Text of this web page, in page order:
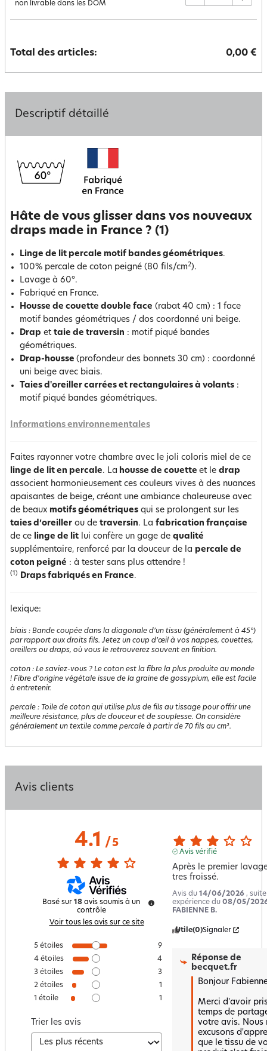
non livrable dans les DOM
Total des articles: 0,00 €
Descriptif détaillé
Hâte de vous glisser dans vos nouveaux
draps made in France ? (1)
Linge de lit percale motif bandes géométriques.
100% percale de coton peigné (80 fils/cm2).
Lavage à 60°.
Fabriqué en France.
Housse de couette double face (rabat 40 cm) : 1 face
motif bandes géométriques / dos coordonné uni beige.
Drap et taie de traversin : motif piqué bandes
géométriques.
Drap-housse (profondeur des bonnets 30 cm) : coordonné
uni beige avec biais.
Taies d'oreiller carrées et rectangulaires à volants :
motif piqué bandes géométriques.
Informations environnementales
Faites rayonner votre chambre avec le joli coloris miel de ce
linge de lit en percale. La housse de couette et le drap
associent harmonieusement ces couleurs vives à des nuances
apaisantes de beige, créant une ambiance chaleureuse avec
de beaux motifs géométriques qui se prolongent sur les
taies d’oreiller ou de traversin. La fabrication française
de ce linge de lit lui confère un gage de qualité
supplémentaire, renforcé par la douceur de la percale de
coton peigné : à tester sans plus attendre !
(1) Draps fabriqués en France.
lexique:
biais : Bande coupée dans la diagonale d’un tissu (généralement à 45°)
par rapport aux droits fils. Jetez un coup d’œil à vos nappes, couettes,
oreillers ou draps, où vous le retrouverez souvent en finition.
coton : Le saviez-vous ? Le coton est la fibre la plus produite au monde
! Fibre d'origine végétale issue de la graine de gossypium, elle est facile
à entretenir.
percale : Toile de coton qui utilise plus de fils au tissage pour offrir une
meilleure résistance, plus de douceur et de souplesse. On considère
généralement un textile comme percale à partir de 70 fils au cm².
Avis clients
4.1/ 5
Basé sur 18 avis soumis à un
contrôle
Voir tous les avis sur ce site
5 étoiles
9
4 étoiles
4
3 étoiles
3
2 étoiles
1
1 étoile 1
Trier les avis
Avis vérifié
Après le premier
tres froissé.
Avis du 14/06/2026 ,
expérience du 08/05/
FABIENNE B.
Utile(0)Signaler
Réponse de
becquet.fr
Bonjour
Merci d'avoir
temps de
votre avis. Nous
excusons
que le tissu de